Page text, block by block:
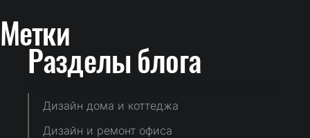
Разделы блога
Дизайн дома и коттеджа
Дизайн и ремонт офиса
Метки